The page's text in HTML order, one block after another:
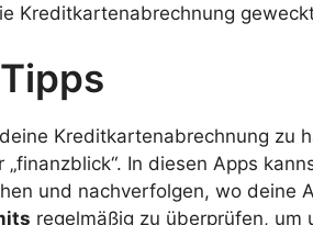
Kreditkartenabrechnung
Kreditkartenabrechnung zu
„finanzblick“. In diesen Apps
und nachverfolgen, wo deine
regelmäßig zu überprüfen,